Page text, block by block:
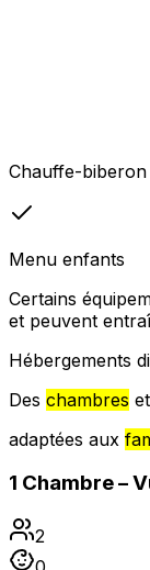
Chauffe-biberon
Menu enfants
Certains
et peuvent
Hébergements
Des chambres
adaptées aux
1 Chambre –
2